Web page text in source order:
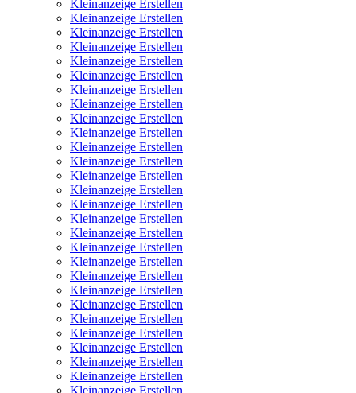
Kleinanzeige Erstellen
Kleinanzeige Erstellen
Kleinanzeige Erstellen
Kleinanzeige Erstellen
Kleinanzeige Erstellen
Kleinanzeige Erstellen
Kleinanzeige Erstellen
Kleinanzeige Erstellen
Kleinanzeige Erstellen
Kleinanzeige Erstellen
Kleinanzeige Erstellen
Kleinanzeige Erstellen
Kleinanzeige Erstellen
Kleinanzeige Erstellen
Kleinanzeige Erstellen
Kleinanzeige Erstellen
Kleinanzeige Erstellen
Kleinanzeige Erstellen
Kleinanzeige Erstellen
Kleinanzeige Erstellen
Kleinanzeige Erstellen
Kleinanzeige Erstellen
Kleinanzeige Erstellen
Kleinanzeige Erstellen
Kleinanzeige Erstellen
Kleinanzeige Erstellen
Kleinanzeige Erstellen
Kleinanzeige Erstellen